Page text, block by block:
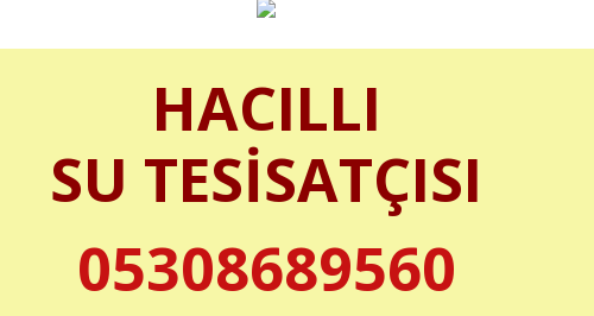
HACILLI
SU TESİSATÇISI
05308689560